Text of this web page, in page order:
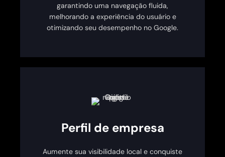
garantindo uma navegação fluida,
melhorando a experiência do usuário e
otimizando seu desempenho no Google.
Perfil de empresa
Aumente sua visibilidade local e conquiste